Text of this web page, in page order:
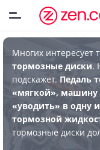
Многих интересует
тормозные диски.
подскажет. Педаль
«мягкой», машину
«уводить» в одну
тормозной
тормозные диски